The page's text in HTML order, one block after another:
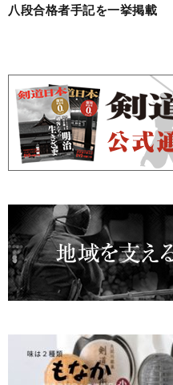
八段合格者手記を一挙掲載